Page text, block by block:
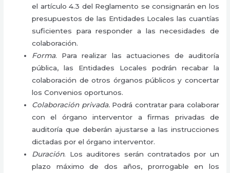
el artículo 4.3 del Reglamento se consignarán en los
presupuestos de las Entidades Locales las cuantías
suficientes para responder a las necesidades de
colaboración.
Forma. Para realizar las actuaciones de auditoría
pública, las Entidades Locales podrán recabar la
colaboración de otros órganos públicos y concertar
los Convenios oportunos.
Colaboración privada. Podrá contratar para colaborar
con el órgano interventor a firmas privadas de
auditoría que deberán ajustarse a las instrucciones
dictadas por el órgano interventor.
Duración. Los auditores serán contratados por un
plazo máximo de dos años, prorrogable en los